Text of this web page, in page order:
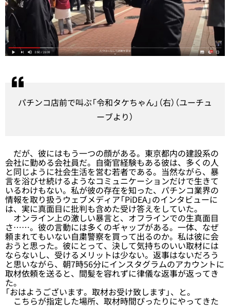
パチンコ店前で叫ぶ「令和タケちゃん」（右）（ユーチュ
ーブより）
だが、彼にはもう一つの顔がある。東京都内の建設系の
会社に勤める会社員だ。自衛官経験もある彼は、多くの人
と同じように社会生活を営む若者である。当然ながら、暴
言を浴びせ続けるようなコミュニケーションだけで生きて
いるわけもない。私が彼の存在を知った、パチンコ業界の
情報を取り扱うウェブメディア「PiDEA」のインタビューに
は、実に真面目に批判も含めた受け答えをしていた。
オンライン上の激しい暴言と、オフラインでの生真面目
さ……。彼の言動には多くのギャップがある。一体、なぜ
頼まれてもいない自粛警察を買って出るのか。私は彼に会
おうと思った。彼にとって、決して気持ちのいい取材には
ならないし、受けるメリットは少ない。返事はないだろう
と思いながら、朝7時56分にインスタグラムのアカウントに
取材依頼を送ると、間髪を容れずに律儀な返事が返ってき
た。
「おはようございます。取材お受け致します」、と。
こちらが指定した場所、取材時間ぴったりにやってきた